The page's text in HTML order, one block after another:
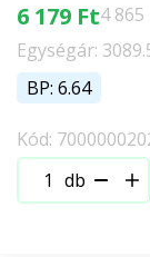
6 179 Ft4 865
Egységár:
BP: 6.64
Kód:
db